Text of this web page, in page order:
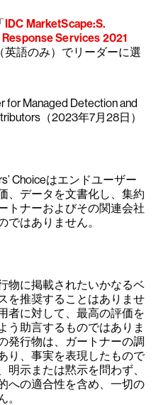
IDC MarketScape:S.
Services 2021
英語のみ）でリーダーに選
for Managed Detection and
（2023年7月28日）
Choiceはエンドユーザー
、データを文書化し、集約
トナーおよびその関連会社
ではありません。
物に掲載されたいかなるベ
を推奨することはありませ
者に対して、最高の評価を
う助言するものではありま
発行物は、ガートナーの調
り、事実を表現したもので
示または黙示を問わず、
への適合性を含め、一切の